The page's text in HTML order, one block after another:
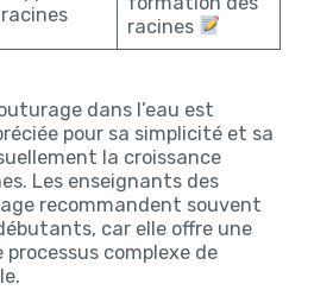
racines
dans l’eau est
pour sa simplicité et sa
la croissance
Les enseignants des
recommandent souvent
car elle offre une
complexe de